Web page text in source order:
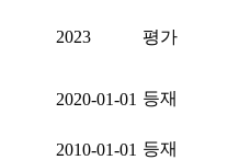
2023 평가
2020-01-01 등재
2010-01-01 등재